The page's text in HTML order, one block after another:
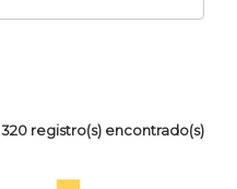
320 registro(s) encontrado(s)